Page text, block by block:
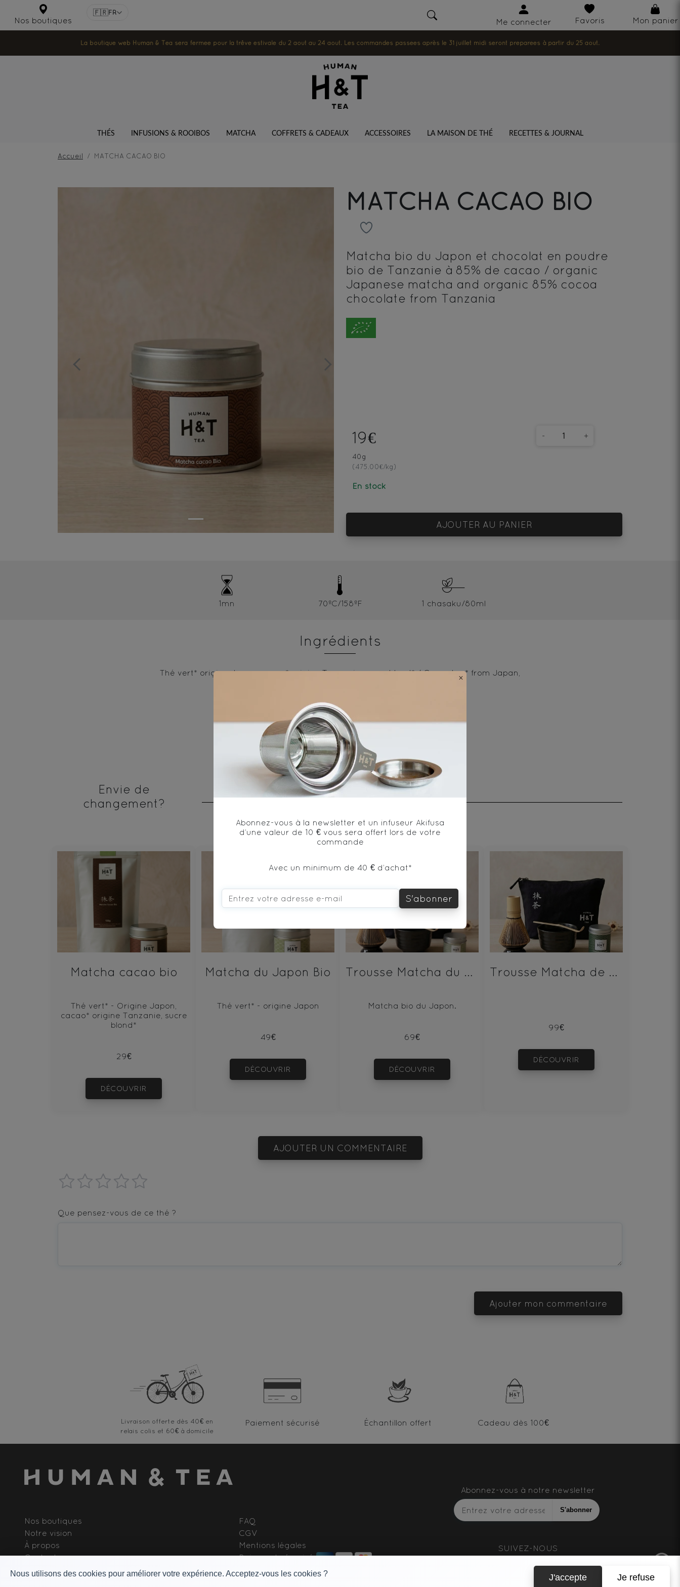
Nos boutiques
🇫🇷FR
Me connecter Favoris Mon panier
La boutique web Human & Tea sera fermée pour la trêve estivale du 2 août au 24 août. Les commandes passées après le 31 juillet midi seront préparées à partir du 25 août.
THÉS INFUSIONS & ROOIBOS MATCHA COFFRETS & CADEAUX ACCESSOIRES LA MAISON DE THÉ RECETTES & JOURNAL
Accueil MATCHA CACAO BIO
Previous Next
MATCHA CACAO BIO
Matcha bio du Japon et chocolat en poudre
bio de Tanzanie à 85% de cacao / organic
Japanese matcha and organic 85% cocoa
chocolate from Tanzania
19€
40g
(475.00€/kg)
En stock
- +
AJOUTER AU PANIER
1mn 70ºC/158ºF 1 chasaku/80ml
Ingrédients
Thé vert* origine Japon, cacao* origine Tanzanie, sucre blond* / Green tea* from Japan,
* produit issu de l'agriculture biologique
Envie de
changement?
vous aimerez aussi...
Matcha cacao bio
Thé vert* - Origine Japon,
cacao* origine Tanzanie, sucre
blond*
29€
DÉCOUVRIR
Matcha du Japon Bio
Thé vert* - origine Japon
49€
DÉCOUVRIR
Trousse Matcha du Japon Bio Boite 30g
Matcha bio du Japon.
69€
DÉCOUVRIR
Trousse Matcha de Cérémonie Uji Boite 60g
99€
DÉCOUVRIR
AJOUTER UN COMMENTAIRE
star
—
—
stars
Que pensez-vous de ce thé ?
Ajouter mon commentaire
×
Abonnez-vous à la newsletter et un infuseur Akifusa
d’une valeur de 10 € vous sera offert lors de votre
commande
Avec un minimum de 40 € d’achat*
S'abonner
Nous utilisons des cookies pour améliorer votre expérience. Acceptez-vous les cookies ? J'accepte Je refuse
Livraison offerte Paiement sécurisé Échantillon offert Cadeau dès 100€
Nos boutiques
Notre vision
À propos
Contact
Rejoindre l'équipe
FAQ
CGV
Mentions légales
Paiement sécurisé
Abonnez-vous à notre newsletter
S'abonner
SUIVEZ-NOUS